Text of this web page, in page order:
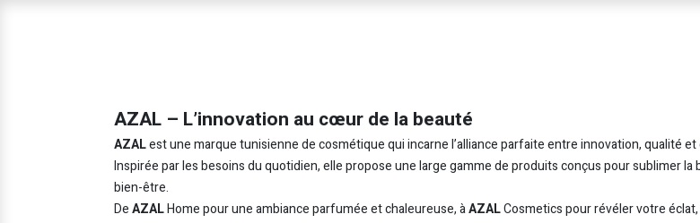
AZAL – L’innovation au cœur de la beauté
AZALest une marque tunisienne de cosmétique qui incarne l’alliance parfaite entre innovation, qualité et
Inspirée par les besoins du quotidien, elle propose une large gamme de produits conçus pour sublimer la
bien-être.
DeAZALHome pour une ambiance parfumée et chaleureuse, àAZALCosmetics pour révéler votre